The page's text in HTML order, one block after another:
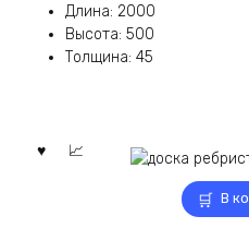
Длина: 2000
Высота: 500
Толщина: 45
В